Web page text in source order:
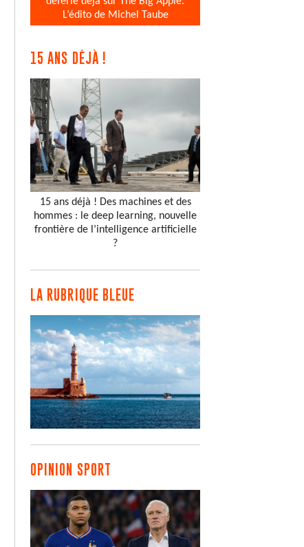
L’édito de Michel Taube
15 ANS DÉJÀ !
15 ans déjà ! Des machines et des
hommes : le deep learning, nouvelle
frontière de l’intelligence artificielle
?
LA RUBRIQUE BLEUE
OPINION SPORT